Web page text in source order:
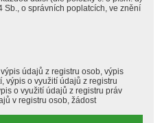
o správních poplatcích, ve znění
údajů z registru osob, výpis
výpis o využití údajů z registru
o využití údajů z registru práv
v registru osob, žádost